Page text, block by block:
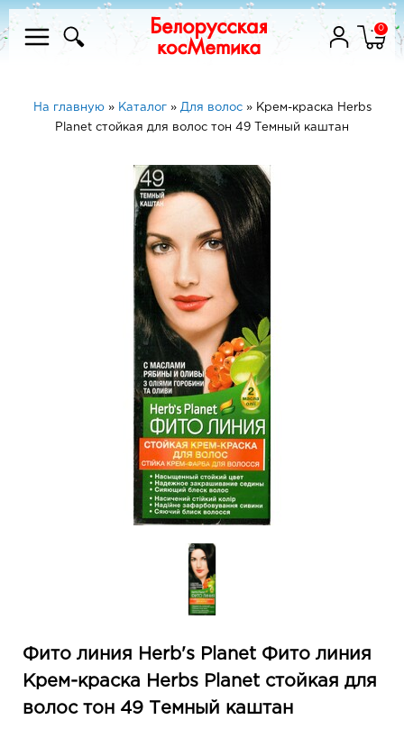
0
На главную» Каталог» Для волос» Крем-краска Herbs
Planet стойкая для волос тон 49 Темный каштан
Фито линия Herb's Planet Фито линия
Крем-краска Herbs Planet стойкая для
волос тон 49 Темный каштан